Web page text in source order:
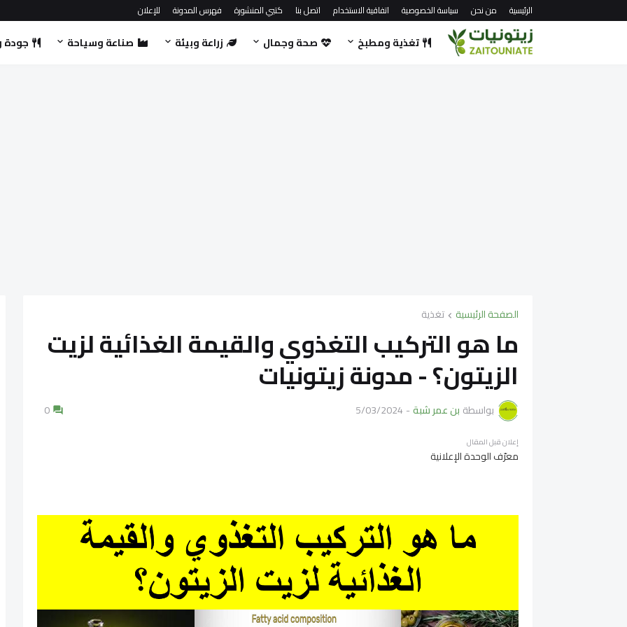
الرئيسية من نحن سياسة الخصوصية اتفاقية الاستخدام اتصل بنا كتبي المنشورة فهرس المدونة للإعلان
تغذية ومطبخ صحة وجمال زراعة وبيئة صناعة وسياحة جودة
الصفحة الرئيسية تغذية
ما هو التركيب التغذوي والقيمة الغذائية لزيت
الزيتون؟ - مدونة زيتونيات
بواسطة بن عمر شبة-
5/03/2024
0
إعلان قبل المقال
معرّف الوحدة الإعلانية